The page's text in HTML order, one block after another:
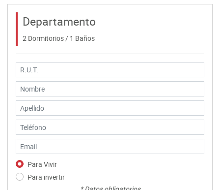
Departamento
2 Dormitorios / 1 Baños
Para Vivir
Para invertir